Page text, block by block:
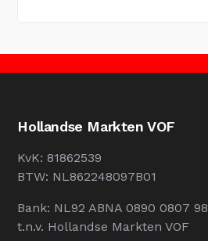
Hollandse Markten VOF
KvK: 81862539
BTW: NL862248097B01
Bank: NL92 ABNA 0890 0807 98
t.n.v. Hollandse Markten VOF